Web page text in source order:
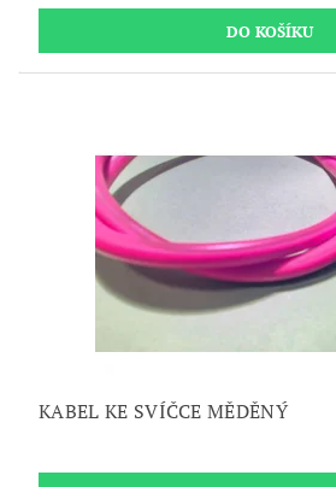
KABEL KE SVÍČCE MĚDĚNÝ